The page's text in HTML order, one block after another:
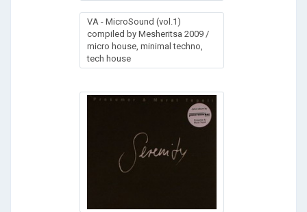
VA - MicroSound (vol.1)
compiled by Mesheritsa 2009 /
micro house, minimal techno,
tech house